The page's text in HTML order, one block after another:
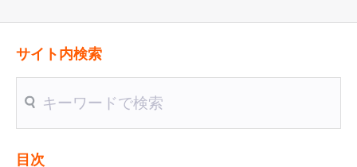
サイト内検索
送信
目次